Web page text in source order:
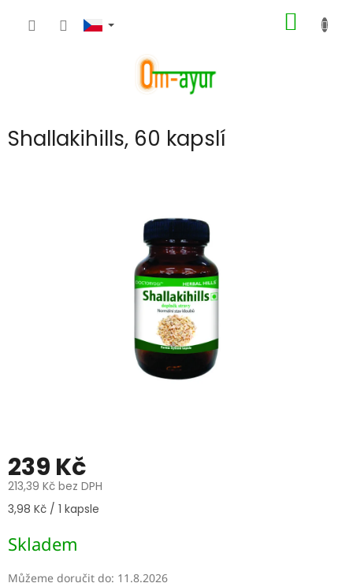
Shallakihills, 60 kapslí
239 Kč
213,39 Kč bez DPH
Měrná
3,98 Kč / 1 kapsle
Skladem
Můžeme doručit do: 11.8.2026